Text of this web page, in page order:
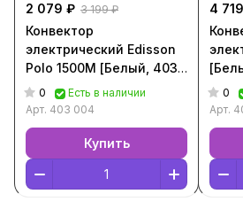
2 079 ₽ 3 199 ₽
Конвектор
электрический Edisson
Polo 1500M [Белый, 403
004]
0
Есть в наличии
Арт. 403 004
Купить
4
0
Арт.